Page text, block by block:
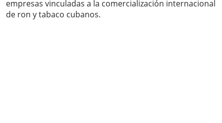
empresas vinculadas a la comercialización internacional
de ron y tabaco cubanos.